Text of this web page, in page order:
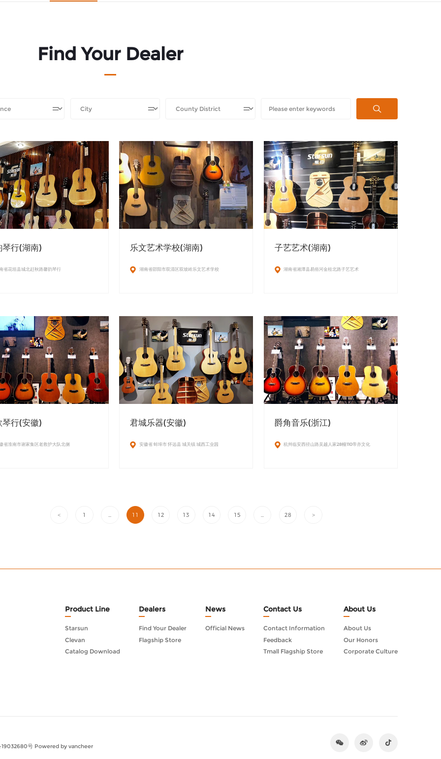
Find Your Dealer
琴行(湖南)
省花垣县城北赶秋路馨韵琴行
乐文艺术学校(湖南)
湖南省邵阳市双清区双坡岭乐文艺术学校
子艺艺术(湖南)
湖南省湘潭县易俗河金桂北路子艺艺术
琴行(安徽)
省淮南市谢家集区老救护大队北侧
君城乐器(安徽)
安徽省 蚌埠市 怀远县 城关镇 城西工业园
爵角音乐(浙江)
杭州临安西径山路吴越人家28幢110帝亦文化
< 1 ... 11 12 13 14 15 ... 28 >
Product Line
Starsun
Clevan
Catalog Download
Dealers
Find Your Dealer
Flagship Store
News
Official News
Contact Us
Contact Information
Feedback
Tmall Flagship Store
About Us
About Us
Our Honors
Corporate Culture
19032680号 Powered by vancheer